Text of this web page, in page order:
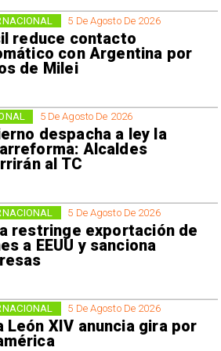
5 De Agosto De 2026
reduce contacto
con Argentina por
de Milei
5 De Agosto De 2026
despacha a ley la
Alcaldes
al TC
5 De Agosto De 2026
restringe exportación de
a EEUU y sanciona
5 De Agosto De 2026
León XIV anuncia gira por